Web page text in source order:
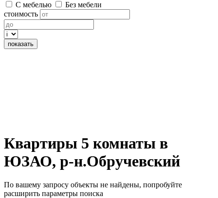
С мебелью
Без мебели
стоимость
показать
Квартиры 5 комнаты в
ЮЗАО, р-н.Обручевский
По вашему запросу объекты не найдены, попробуйте
расширить параметры поиска